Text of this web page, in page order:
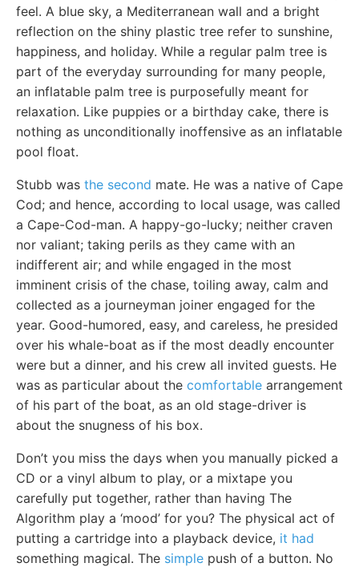
feel. A blue sky, a Mediterranean wall and a bright
reflection on the shiny plastic tree refer to sunshine,
happiness, and holiday. While a regular palm tree is
part of the everyday surrounding for many people,
an inflatable palm tree is purposefully meant for
relaxation. Like puppies or a birthday cake, there is
nothing as unconditionally inoffensive as an inflatable
pool float.
Stubb was the second mate. He was a native of Cape
Cod; and hence, according to local usage, was called
a Cape-Cod-man. A happy-go-lucky; neither craven
nor valiant; taking perils as they came with an
indifferent air; and while engaged in the most
imminent crisis of the chase, toiling away, calm and
collected as a journeyman joiner engaged for the
year. Good-humored, easy, and careless, he presided
over his whale-boat as if the most deadly encounter
were but a dinner, and his crew all invited guests. He
was as particular about the comfortable arrangement
of his part of the boat, as an old stage-driver is
about the snugness of his box.
Don’t you miss the days when you manually picked a
CD or a vinyl album to play, or a mixtape you
carefully put together, rather than having The
Algorithm play a ‘mood’ for you? The physical act of
putting a cartridge into a playback device, it had
something magical. The simple push of a button. No